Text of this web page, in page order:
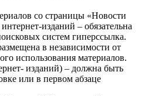
со страницы «Новости
изданий – обязательна
систем гиперссылка.
в независимости от
использования материалов.
изданий) – должна быть
или в первом абзаце